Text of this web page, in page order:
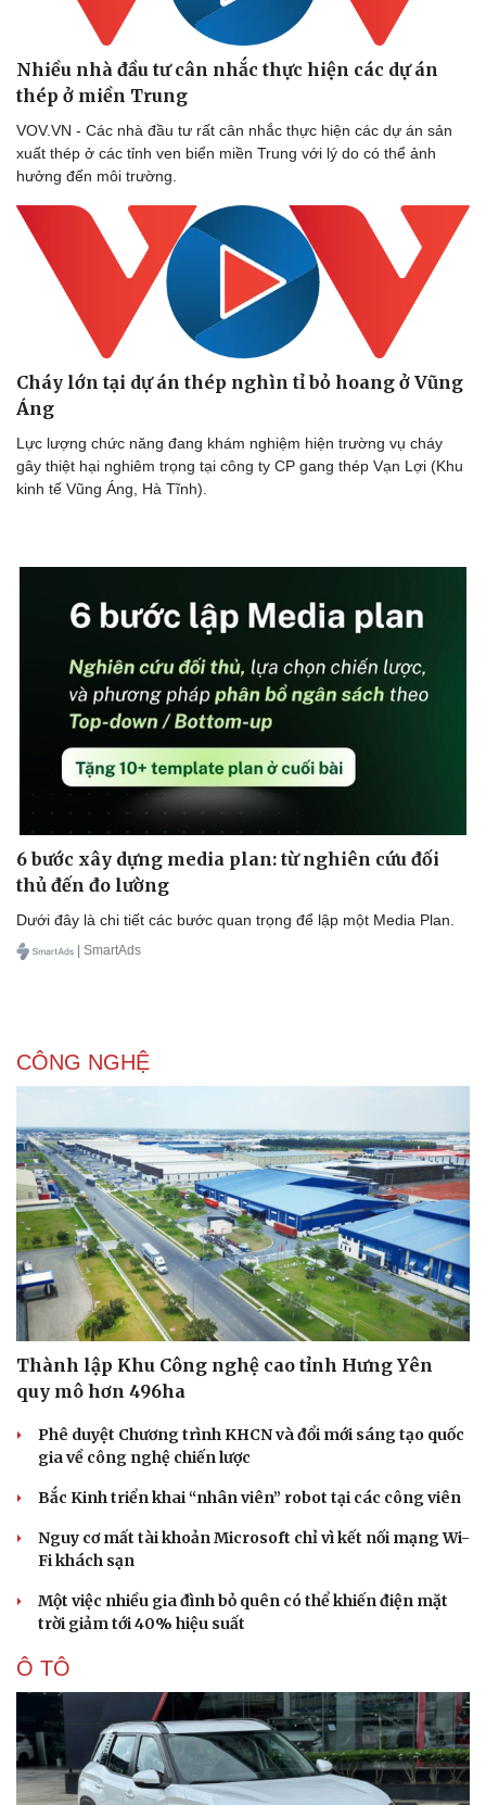
Thể thao
Bóng đá
Lịch thi đấu bóng đá
Thế giới thể thao
eSports
Hậu trường
Ô tô - Xe máy
Ô tô
Tư vấn
Doanh nghiệp
Doanh nghiệp 24h
Doanh nhân
Vì cộng đồng
Trải nghiệm
Chuyển đổi số
Nhiều nhà đầu tư cân nhắc thực hiện các dự án
thép ở miền Trung
VOV.VN - Các nhà đầu tư rất cân nhắc thực hiện các dự án sản
xuất thép ở các tỉnh ven biển miền Trung với lý do có thể ảnh
hưởng đến môi trường.
Cháy lớn tại dự án thép nghìn tỉ bỏ hoang ở Vũng
Áng
Lực lượng chức năng đang khám nghiệm hiện trường vụ cháy
gây thiệt hại nghiêm trọng tại công ty CP gang thép Vạn Lợi (Khu
kinh tế Vũng Áng, Hà Tĩnh).
6 bước xây dựng media plan: từ nghiên cứu đối
thủ đến đo lường
Dưới đây là chi tiết các bước quan trọng để lập một Media Plan.
| SmartAds
CÔNG NGHỆ
Thành lập Khu Công nghệ cao tỉnh Hưng Yên
quy mô hơn 496ha
Phê duyệt Chương trình KHCN và đổi mới sáng tạo quốc
gia về công nghệ chiến lược
Bắc Kinh triển khai “nhân viên” robot tại các công viên
Nguy cơ mất tài khoản Microsoft chỉ vì kết nối mạng Wi-
Fi khách sạn
Một việc nhiều gia đình bỏ quên có thể khiến điện mặt
trời giảm tới 40% hiệu suất
Ô TÔ